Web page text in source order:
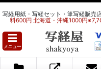
写経用紙・写経セット・筆写経販
料600円 北海道・沖縄1000円
メニュー